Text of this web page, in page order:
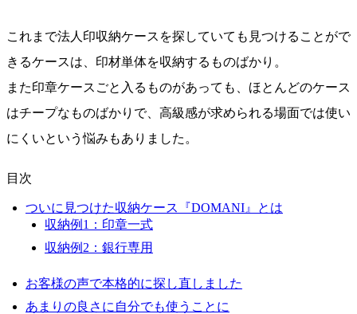
これまで法人印収納ケースを探していても見つけることがで
きるケースは、 印材単体を収納するものばかり。
また印章ケースごと入るものがあっても、ほとんどのケース
はチープなものばかりで、高級感が求められる場面では使い
にくいという悩みもありました。
目次
ついに見つけた収納ケース『DOMANI』とは
収納例1：印章一式
収納例2：銀行専用
お客様の声で本格的に探し直しました
あまりの良さに自分でも使うことに